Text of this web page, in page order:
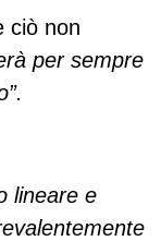
ciò non
per sempre
lineare e